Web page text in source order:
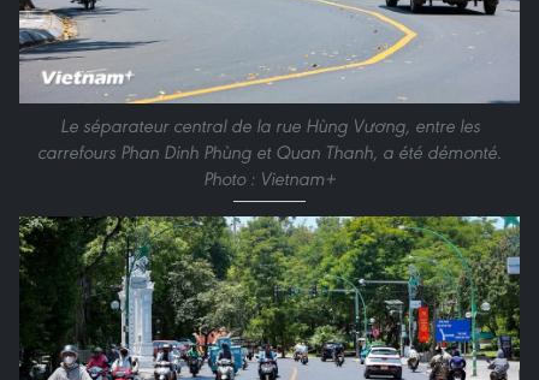
Le séparateur central de la rue Hùng Vương, entre les
carrefours Phan Dinh Phùng et Quan Thanh, a été démonté.
Photo : Vietnam+